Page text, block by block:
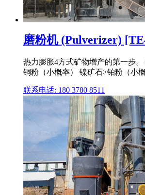
磨粉机 (Pulverizer)
热力膨胀4方式矿物增产的第一步
铜粉（小概率） 镍矿石>铂粉（小
联系电话: 180 3780 8511